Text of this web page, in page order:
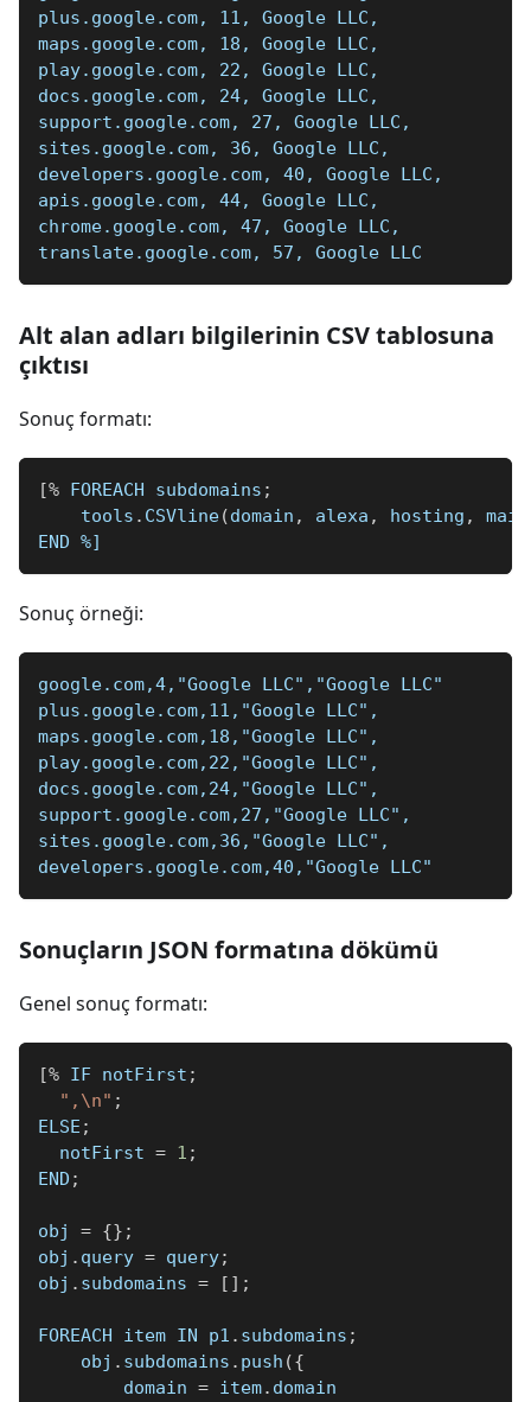
plus.google.com, 11, Google LLC,
maps.google.com, 18, Google LLC,
play.google.com, 22, Google LLC,
docs.google.com, 24, Google LLC,
support.google.com, 27, Google LLC,
sites.google.com, 36, Google LLC,
developers.google.com, 40, Google LLC,
apis.google.com, 44, Google LLC,
chrome.google.com, 47, Google LLC,
translate.google.com, 57, Google LLC
Alt alan adları bilgilerinin CSV tablosuna
çıktısı
Sonuç formatı:
[% FOREACH subdomains ;
    tools
. CSVline(domain , alexa , hosting , mail
END %]
Sonuç örneği:
google.com,4,"Google LLC","Google LLC"
plus.google.com,11,"Google LLC",
maps.google.com,18,"Google LLC",
play.google.com,22,"Google LLC",
docs.google.com,24,"Google LLC",
support.google.com,27,"Google LLC",
sites.google.com,36,"Google LLC",
developers.google.com,40,"Google LLC"
Sonuçların JSON formatına dökümü
Genel sonuç formatı:
[% IF notFirst ;
",\n" ;
ELSE ;
  notFirst
= 1 ;
END ;
obj = {} ;
obj . query = query;
obj . subdomains = [ ] ;
FOREACH item IN p1 . subdomains ;
    obj
. subdomains . push ({
        domain
= item. domain